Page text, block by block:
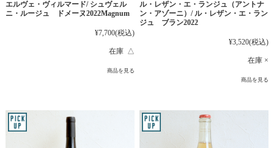
エルヴェ・ヴィルマード/ シュヴェル
ニ・ルージュ ドメーヌ2022Magnum
¥7,700(税込)
在庫 △
商品を見る
ル・レザン・エ・ランジュ（アントナ
ン・アゾーニ）/ ル・レザン・エ・ラン
ジュ ブラン2022
¥3,520(税込)
在庫 ×
商品を見る